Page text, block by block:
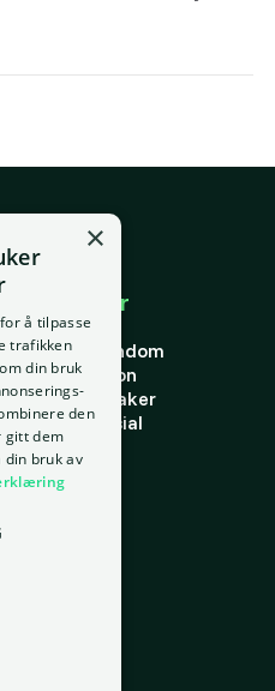
eiendom
riktig eiendom
riktig person
riktig leietaker
og potensial
×
å tilpasse
trafikken
din bruk
den
gitt dem
bruk av